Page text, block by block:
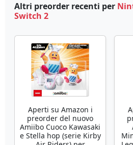
Altri preorder recenti per
Switch 2
Aperti su Amazon i
preorder del nuovo
Amiibo Cuoco Kawasaki
e Stella hop (serie Kirby